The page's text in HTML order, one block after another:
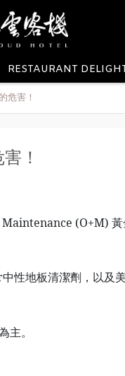
RESTAURANT
危害！
！
(O+M) 黃
地板清潔劑，以及
。